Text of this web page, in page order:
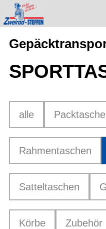
alle
Rahmentaschen
Satteltaschen
Körbe Zubehör